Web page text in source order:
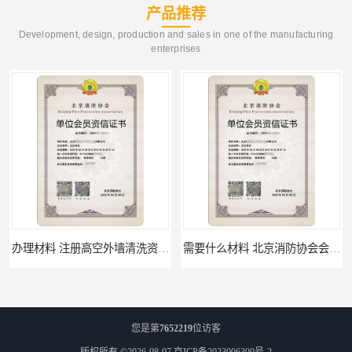
产品推荐
Development, design, production and sales in one of the manufacturing
enterprises
您是第7652219位访客